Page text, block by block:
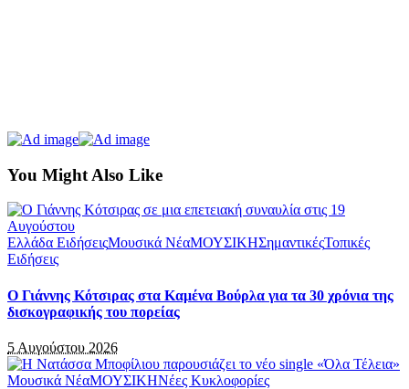
You Might Also Like
Ελλάδα ΕιδήσειςΜουσικά ΝέαΜΟΥΣΙΚΗΣημαντικέςΤοπικές
Ειδήσεις
Ο Γιάννης Κότσιρας στα Καμένα Βούρλα για τα 30 χρόνια της
δισκογραφικής του πορείας
5 Αυγούστου 2026
Μουσικά ΝέαΜΟΥΣΙΚΗΝέες Κυκλοφορίες